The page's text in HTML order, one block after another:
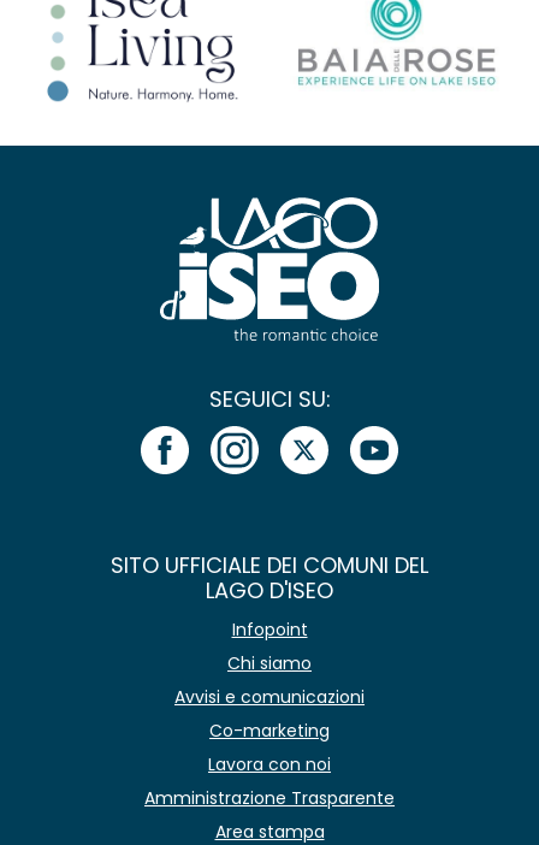
SEGUICI SU:
SITO UFFICIALE DEI COMUNI DEL
LAGO D'ISEO
Infopoint
Chi siamo
Avvisi e comunicazioni
Co-marketing
Lavora con noi
Amministrazione Trasparente
Area stampa